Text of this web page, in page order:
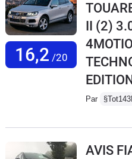
16,2 /20
II (2)
Par
AVIS